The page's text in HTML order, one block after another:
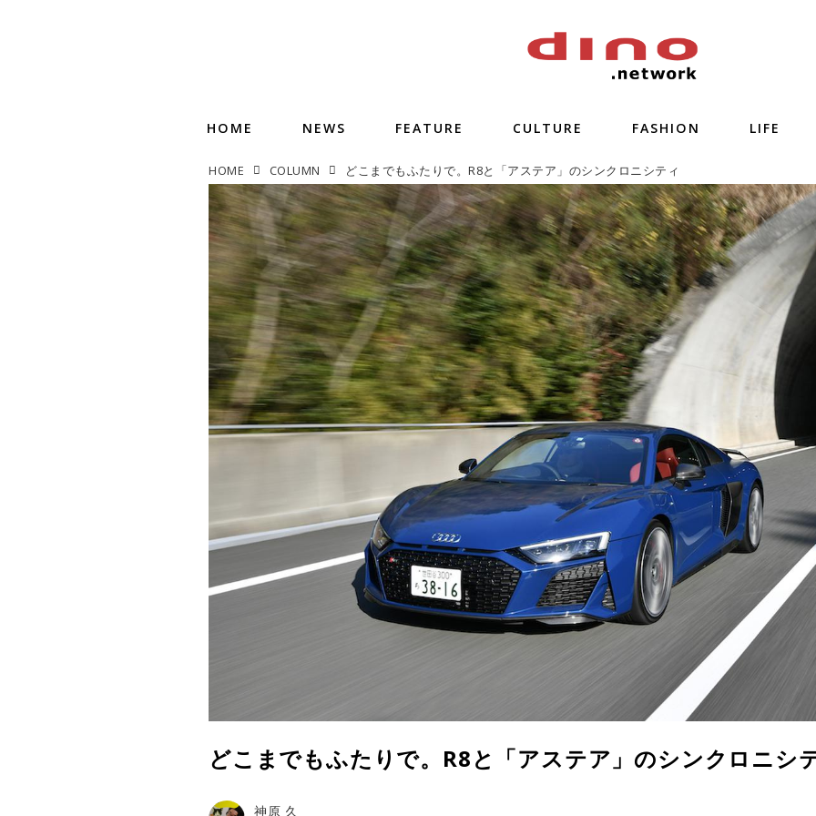
HOME NEWS FEATURE CULTURE FASHION LIFE
HOME COLUMN どこまでもふたりで。R8と「アステア」のシンクロニシティ
どこまでもふたりで。R8と「アステア」のシンクロニシ
神原 久